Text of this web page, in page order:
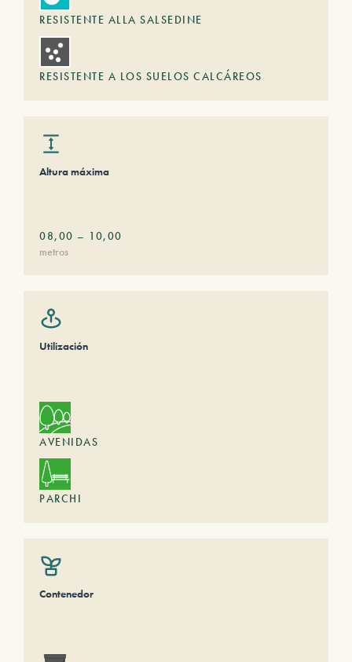
RESISTENTE ALLA SALSEDINE
RESISTENTE A LOS SUELOS CALCÁREOS
Altura máxima
08,00 – 10,00
metros
Utilización
AVENIDAS
PARCHI
Contenedor